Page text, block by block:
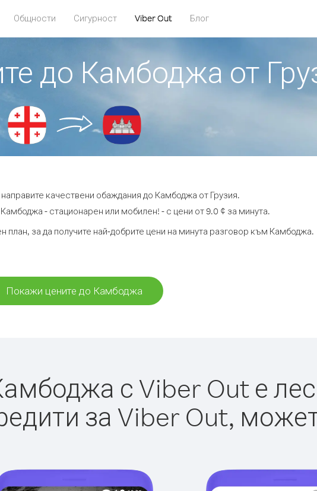
Общности Сигурност Viber Out Блог
до Камбоджа от
качествени обаждания до Камбоджа от Грузия.
- стационарен или мобилен! - с цени от 9.0 ¢ за минута.
план, за да получите най-добрите цени на минута разговор към Камбоджа.
Покажи цените до Камбоджа
с Viber Out е
за Viber Out,